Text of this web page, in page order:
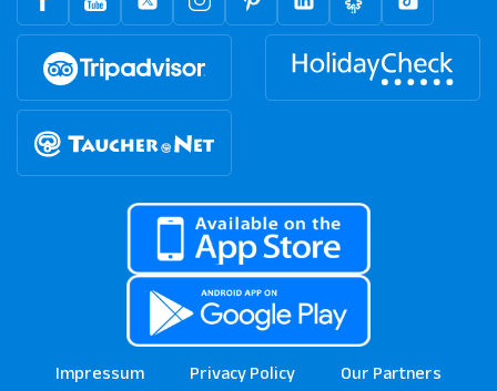
Impressum Privacy Policy Our Partners